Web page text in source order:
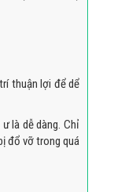
thuận lợi để dể
là dễ dàng. Chỉ
đổ vỡ trong quá